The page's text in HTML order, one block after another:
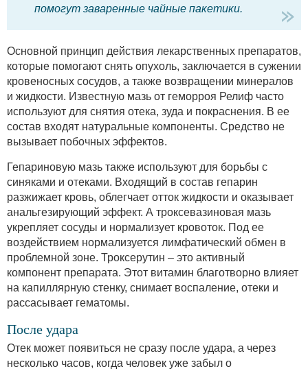
помогут заваренные чайные пакетики.
Основной принцип действия лекарственных препаратов,
которые помогают снять опухоль, заключается в сужении
кровеносных сосудов, а также возвращении минералов
и жидкости. Известную мазь от геморроя Релиф часто
используют для снятия отека, зуда и покраснения. В ее
состав входят натуральные компоненты. Средство не
вызывает побочных эффектов.
Гепариновую мазь также используют для борьбы с
синяками и отеками. Входящий в состав гепарин
разжижает кровь, облегчает отток жидкости и оказывает
анальгезирующий эффект. А троксевазиновая мазь
укрепляет сосуды и нормализует кровоток. Под ее
воздействием нормализуется лимфатический обмен в
проблемной зоне. Троксерутин – это активный
компонент препарата. Этот витамин благотворно влияет
на капиллярную стенку, снимает воспаление, отеки и
рассасывает гематомы.
После удара
Отек может появиться не сразу после удара, а через
несколько часов, когда человек уже забыл о